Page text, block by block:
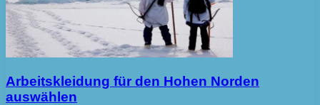
Arbeitskleidung für den Hohen Norden
auswählen